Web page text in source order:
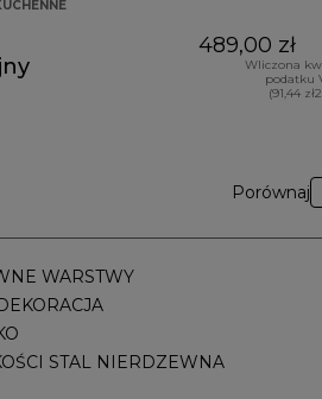
489,00 zł
Wliczona
podatku
(91,44
Porównaj
WARSTWY
STAL NIERDZEWNA